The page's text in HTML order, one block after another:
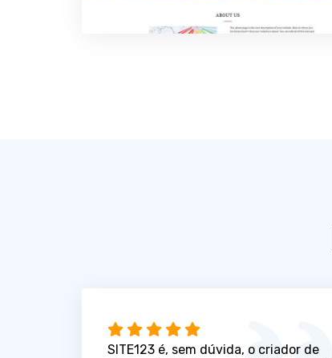
SITE123 é, sem dúvida, o criador de